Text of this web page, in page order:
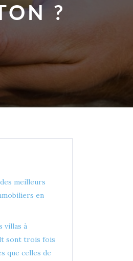
?
meilleurs
en
villas à
sont trois fois
que celles de